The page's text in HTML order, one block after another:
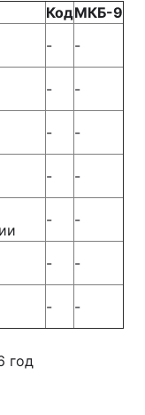
КодМКБ-9
-
-
-
-
-
-
-
-
-
-
-
-
- -
год